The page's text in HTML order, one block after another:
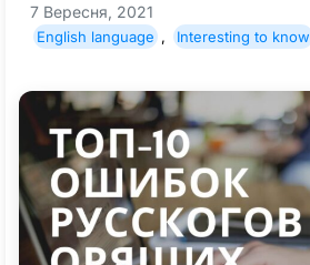
7 Вересня, 2021
English language , Interesting to know